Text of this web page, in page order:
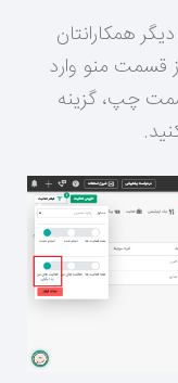
همکارانتان
قسمت منو وارد
چپ، گزینه